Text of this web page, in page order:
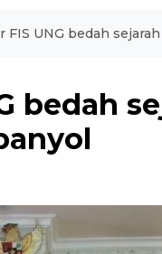
FIS UNG bedah
bedah